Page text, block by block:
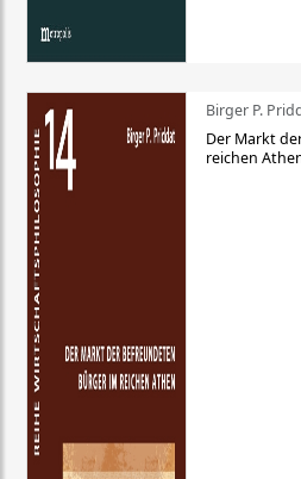
Birger P.
Der Markt
reichen